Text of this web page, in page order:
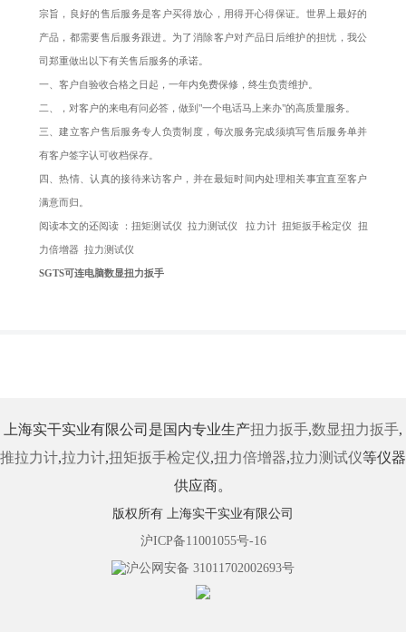
宗旨，良好的售后服务是客户买得放心，用得开心得保证。世界上最好的
产品，都需要售后服务跟进。为了消除客户对产品日后维护的担忧，我公
司郑重做出以下有关售后服务的承诺。
一、客户自验收合格之日起，一年内免费保修，终生负责维护。
二、，对客户的来电有问必答，做到"一个电话马上来办"的高质量服务。
三、建立客户售后服务专人负责制度，每次服务完成须填写售后服务单并
有客户签字认可收档保存。
四、热情、认真的接待来访客户，并在最短时间内处理相关事宜直至客户
满意而归。
阅读本文的还阅读 ：扭矩测试仪 拉力测试仪 拉力计 扭矩扳手检定仪 扭
力倍增器 拉力测试仪
SGTS可连电脑数显扭力扳手
上海实干实业有限公司是国内专业生产扭力扳手,数显扭力扳手,
推拉力计,拉力计,扭矩扳手检定仪,扭力倍增器,拉力测试仪等仪器
供应商。
版权所有 上海实干实业有限公司
沪ICP备11001055号-16
沪公网安备 31011702002693号